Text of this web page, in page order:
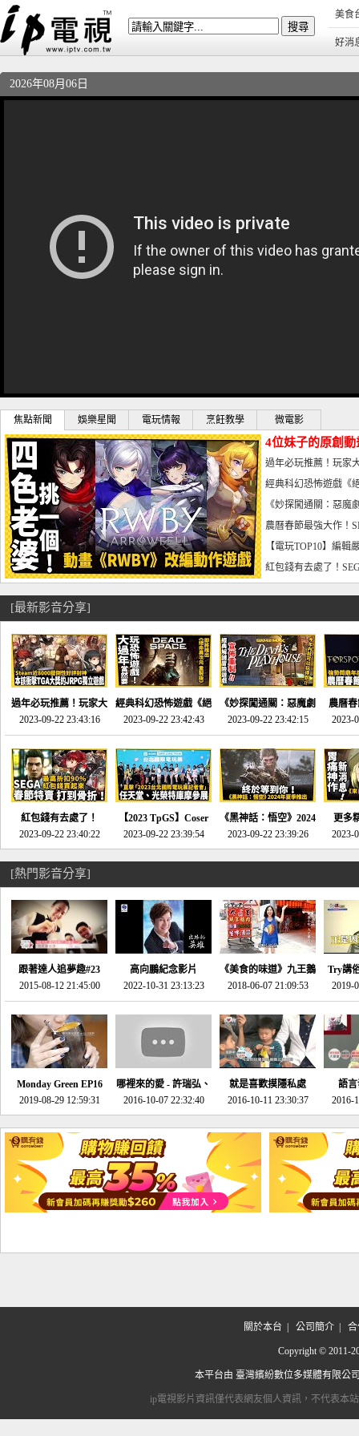
美食
好消
2026年08月06日
焦點新聞 娛樂星聞 電玩情報 烹飪教學 微電影
4位妹子的原創
曝光_電玩宅速配
過年必玩推薦！玩家
宅速配20230126
經典科幻恐怖遊戲《
懼體驗-電玩宅速配
《妙探闖通關：惡
到!!-電玩宅速配
農曆春節最強大作！
電玩宅速配20230123
【電玩TOP10】編
了，封面圖直接雷你
紅包錢有去處了！
宅速配20230119
[最新影音分享]
過年必玩推薦！玩家大
推的JRPG神作《神之
天平》介紹！-電玩宅
速配20230126
2023-09-22 23:43:16
經典科幻恐怖遊戲《絕
命異次元 重製版》重
回「石村號」的恐懼體
驗-電玩宅速配
20230125
2023-09-22 23:42:43
《妙探闖通關：惡魔劇
場》將推出「重製
版」!!!今年就能玩到!!-
電玩宅速配20230124
2023-09-22 23:42:15
農曆
SE社
動作角
電玩宅
2023-
紅包錢有去處了！
SEGA春節特賣 超過85
款遊戲打到骨折-電玩
宅速配20230119
2023-09-22 23:40:22
【2023 TpGS】Coser
和Show Girl搶先看！
直擊展前記者會-電玩
2023-09-22 23:39:54
《黑神話：悟空》2024
年夏季推出！確定不會
延期齁？-電玩宅速配
2023-09-22 23:39:26
更多
《來
金鄉
2023-
[熱門影音分享]
跟著達人追夢趣#23
promo-我想開間咖啡
館(謝佳凌)
2015-08-12 21:45:00
高向鵬紀念影片
2022-10-31 23:13:23
《美食的味道》九王鵝
肉
2018-06-07 21:09:53
Try講
2019-
Monday Green EP16
超意外~環保原來可以
邊玩邊做！
2019-08-29 12:59:31
哪裡來的愛 - 許瑞弘、
李其芬
2016-10-07 22:32:40
就是喜歡摸隱私處
2016-10-11 23:30:37
語
2016-
關於本台 公司簡介| 合
Copyright © 2011-
本平台由 臺灣繽紛數位多媒體有限公
ip電視影片資訊僅代表網友個人資訊，不代表本